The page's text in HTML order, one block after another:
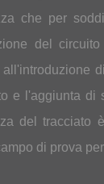
che per
del
all'introduzione
e l'aggiunta di
del tracciato
di prova